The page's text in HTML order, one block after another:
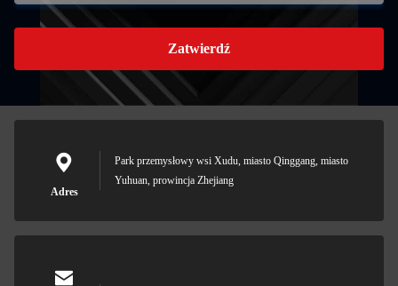
Zatwierdź
Adres
Park przemysłowy wsi Xudu, miasto Qinggang, miasto
Yuhuan, prowincja Zhejiang